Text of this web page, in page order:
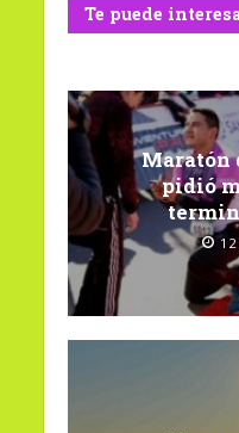
Te puede
Maratón
pidió